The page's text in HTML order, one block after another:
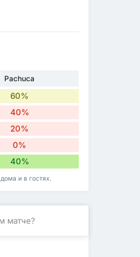
Pachuca
60%
40%
20%
0%
40%
и в гостях.
матче?